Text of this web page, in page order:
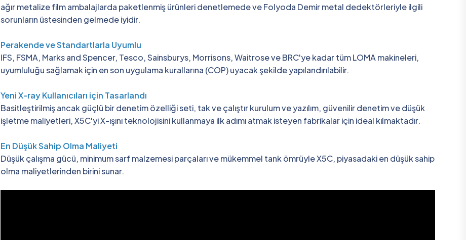
ağır metalize film ambalajlarda paketlenmiş ürünleri denetlemede ve Folyoda Demir metal dedektörleriyle ilgili
sorunların üstesinden gelmede iyidir.
Perakende ve Standartlarla Uyumlu
IFS, FSMA, Marks and Spencer, Tesco, Sainsburys, Morrisons, Waitrose ve BRC'ye kadar tüm LOMA makineleri,
uyumluluğu sağlamak için en son uygulama kurallarına (COP) uyacak şekilde yapılandırılabilir.
Yeni X-ray Kullanıcıları için Tasarlandı
Basitleştirilmiş ancak güçlü bir denetim özelliği seti, tak ve çalıştır kurulum ve yazılım, güvenilir denetim ve düşük
işletme maliyetleri, X5C'yi X-ışını teknolojisini kullanmaya ilk adımı atmak isteyen fabrikalar için ideal kılmaktadır.
En Düşük Sahip Olma Maliyeti
Düşük çalışma gücü, minimum sarf malzemesi parçaları ve mükemmel tank ömrüyle X5C, piyasadaki en düşük sahip
olma maliyetlerinden birini sunar.